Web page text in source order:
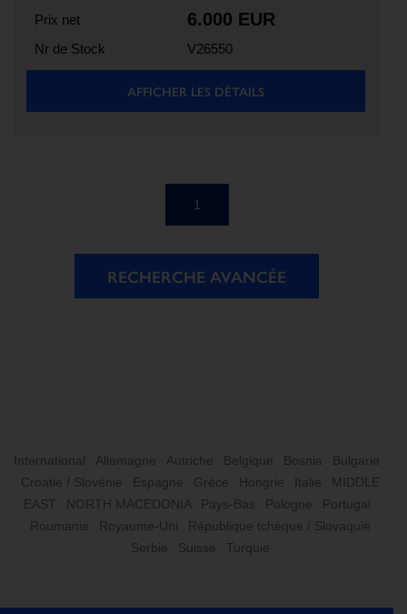
Prix net
6.000 EUR
Nr de Stock V26550
AFFICHER LES DÉTAILS
1
RECHERCHE AVANCÉE
International Allemagne Autriche Belgique Bosnia
Bulgarie
Croatie / Slovénie
Espagne Grèce Hongrie Italie
MIDDLE
EAST
NORTH MACEDONIA Pays-Bas Pologne
Portugal
Roumanie
Royaume-Uni
République tchèque / Slovaquie
Serbie
Suisse Turquie